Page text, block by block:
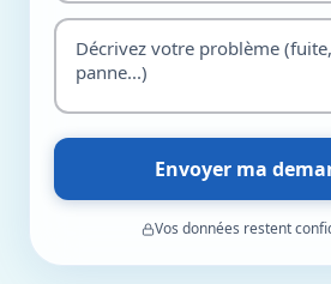
Envoyer ma
Vos données restent